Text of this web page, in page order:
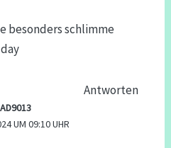
besonders schlimme
Antworten
UM 09:10 UHR